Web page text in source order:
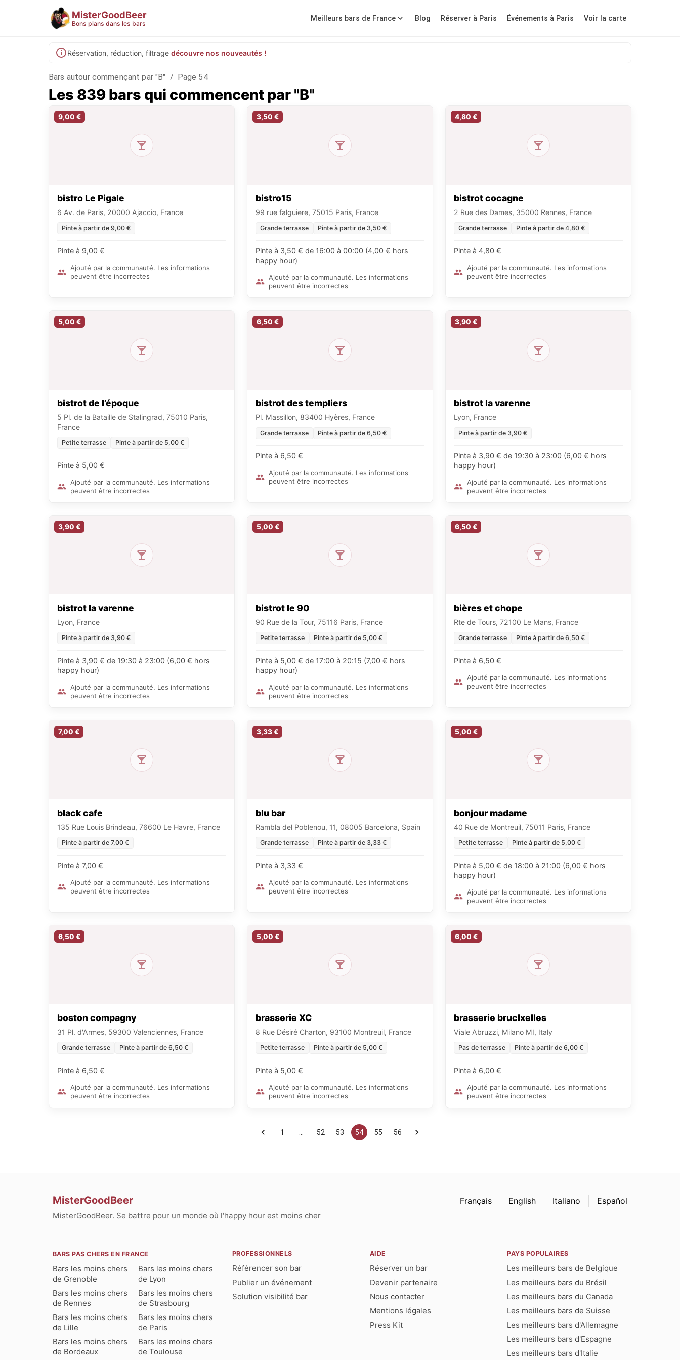
MisterGoodBeer
Bons plans dans les bars
Meilleurs bars de France Blog Réserver à Paris Événements à Paris Voir la carte
Réservation, réduction, filtrage découvre nos nouveautés !
Bars autour commençant par "B" / Page 54
Les 839 bars qui commencent par "B"
9,00 €
bistro Le Pigale
6 Av. de Paris, 20000 Ajaccio, France
Pinte à partir de 9,00 €
Pinte à 9,00 €
Ajouté par la communauté. Les informations
peuvent être incorrectes
3,50 €
bistro15
99 rue falguiere, 75015 Paris, France
Grande terrasse Pinte à partir de 3,50 €
Pinte à 3,50 € de 16:00 à 00:00 (4,00 € hors
happy hour)
Ajouté par la communauté. Les informations
peuvent être incorrectes
4,80 €
bistrot cocagne
2 Rue des Dames, 35000 Rennes, France
Grande terrasse Pinte à partir de 4,80 €
Pinte à 4,80 €
Ajouté par la communauté. Les informations
peuvent être incorrectes
5,00 €
bistrot de l’époque
5 Pl. de la Bataille de Stalingrad, 75010 Paris,
France
Petite terrasse Pinte à partir de 5,00 €
Pinte à 5,00 €
Ajouté par la communauté. Les informations
peuvent être incorrectes
6,50 €
bistrot des templiers
Pl. Massillon, 83400 Hyères, France
Grande terrasse Pinte à partir de 6,50 €
Pinte à 6,50 €
Ajouté par la communauté. Les informations
peuvent être incorrectes
3,90 €
bistrot la varenne
Lyon, France
Pinte à partir de 3,90 €
Pinte à 3,90 € de 19:30 à 23:00 (6,00 € hors
happy hour)
Ajouté par la communauté. Les informations
peuvent être incorrectes
3,90 €
bistrot la varenne
Lyon, France
Pinte à partir de 3,90 €
Pinte à 3,90 € de 19:30 à 23:00 (6,00 € hors
happy hour)
Ajouté par la communauté. Les informations
peuvent être incorrectes
5,00 €
bistrot le 90
90 Rue de la Tour, 75116 Paris, France
Petite terrasse Pinte à partir de 5,00 €
Pinte à 5,00 € de 17:00 à 20:15 (7,00 € hors
happy hour)
Ajouté par la communauté. Les informations
peuvent être incorrectes
6,50 €
bières et chope
Rte de Tours, 72100 Le Mans, France
Grande terrasse Pinte à partir de 6,50 €
Pinte à 6,50 €
Ajouté par la communauté. Les informations
peuvent être incorrectes
7,00 €
black cafe
135 Rue Louis Brindeau, 76600 Le Havre, France
Pinte à partir de 7,00 €
Pinte à 7,00 €
Ajouté par la communauté. Les informations
peuvent être incorrectes
3,33 €
blu bar
Rambla del Poblenou, 11, 08005 Barcelona, Spain
Grande terrasse Pinte à partir de 3,33 €
Pinte à 3,33 €
Ajouté par la communauté. Les informations
peuvent être incorrectes
5,00 €
bonjour madame
40 Rue de Montreuil, 75011 Paris, France
Petite terrasse Pinte à partir de 5,00 €
Pinte à 5,00 € de 18:00 à 21:00 (6,00 € hors
happy hour)
Ajouté par la communauté. Les informations
peuvent être incorrectes
6,50 €
boston compagny
31 Pl. d'Armes, 59300 Valenciennes, France
Grande terrasse Pinte à partir de 6,50 €
Pinte à 6,50 €
Ajouté par la communauté. Les informations
peuvent être incorrectes
5,00 €
brasserie XC
8 Rue Désiré Charton, 93100 Montreuil, France
Petite terrasse Pinte à partir de 5,00 €
Pinte à 5,00 €
Ajouté par la communauté. Les informations
peuvent être incorrectes
6,00 €
brasserie bruclxelles
Viale Abruzzi, Milano MI, Italy
Pas de terrasse Pinte à partir de 6,00 €
Pinte à 6,00 €
Ajouté par la communauté. Les informations
peuvent être incorrectes
1 52 53 54 55 56
MisterGoodBeer
MisterGoodBeer. Se battre pour un monde où l'happy hour est moins cher
Français English Italiano Español
BARS PAS CHERS EN FRANCE
Bars les moins chers
de Grenoble
Bars les moins chers
de Lyon
Bars les moins chers
de Rennes
Bars les moins chers
de Strasbourg
Bars les moins chers
de Lille
Bars les moins chers
de Paris
Bars les moins chers
de Bordeaux
Bars les moins chers
de Toulouse
PROFESSIONNELS
Référencer son bar
Publier un événement
Solution visibilité bar
AIDE
Réserver un bar
Devenir partenaire
Nous contacter
Mentions légales
Press Kit
PAYS POPULAIRES
Les meilleurs bars de Belgique
Les meilleurs bars du Brésil
Les meilleurs bars du Canada
Les meilleurs bars de Suisse
Les meilleurs bars d'Allemagne
Les meilleurs bars d'Espagne
Les meilleurs bars d'Italie